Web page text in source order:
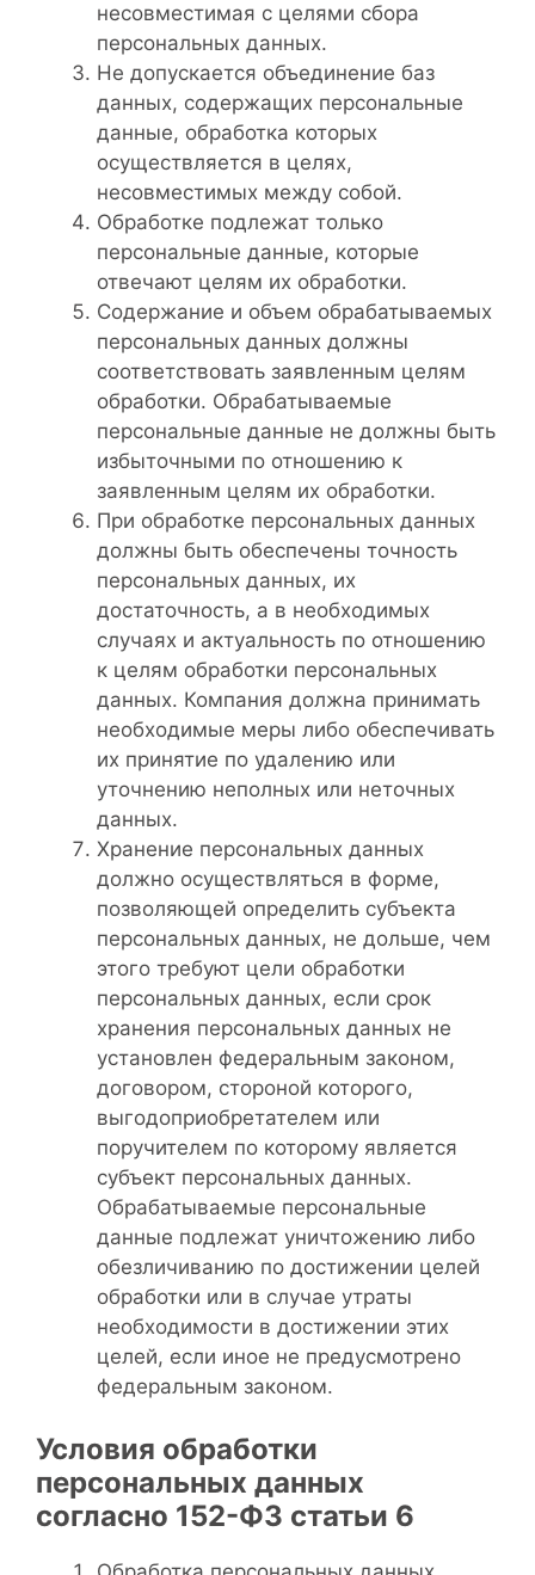
несовместимая с целями сбора
персональных данных.
Не допускается объединение баз
данных, содержащих персональные
данные, обработка которых
осуществляется в целях,
несовместимых между собой.
Обработке подлежат только
персональные данные, которые
отвечают целям их обработки.
Содержание и объем обрабатываемых
персональных данных должны
соответствовать заявленным целям
обработки. Обрабатываемые
персональные данные не должны быть
избыточными по отношению к
заявленным целям их обработки.
При обработке персональных данных
должны быть обеспечены точность
персональных данных, их
достаточность, а в необходимых
случаях и актуальность по отношению
к целям обработки персональных
данных. Компания должна принимать
необходимые меры либо обеспечивать
их принятие по удалению или
уточнению неполных или неточных
данных.
Хранение персональных данных
должно осуществляться в форме,
позволяющей определить субъекта
персональных данных, не дольше, чем
этого требуют цели обработки
персональных данных, если срок
хранения персональных данных не
установлен федеральным законом,
договором, стороной которого,
выгодоприобретателем или
поручителем по которому является
субъект персональных данных.
Обрабатываемые персональные
данные подлежат уничтожению либо
обезличиванию по достижении целей
обработки или в случае утраты
необходимости в достижении этих
целей, если иное не предусмотрено
федеральным законом.
Условия обработки
персональных данных
согласно 152-ФЗ статьи 6